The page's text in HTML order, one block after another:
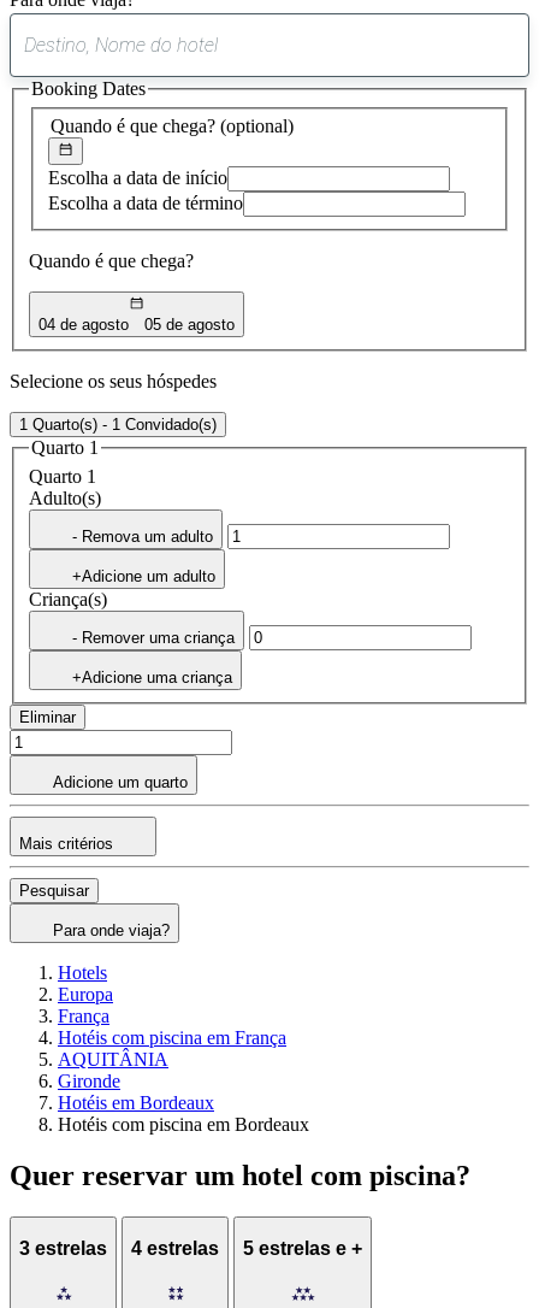
sugestão
encontrada
Quando é que chega? (optional)
Escolha a data de início
Escolha a data de término
Quando é que chega?
04 de agosto 05 de agosto
Booking Dates
Selecione os seus hóspedes
1 Quarto(s) - 1 Convidado(s)
Quarto 1
Quarto 1
Adulto(s)
- Remova um adulto
+Adicione um adulto
Criança(s)
- Remover uma criança
+Adicione uma criança
Eliminar
Adicione um quarto
Mais critérios
Pesquisar
Para onde viaja?
Hotels
Europa
França
Hotéis com piscina em França
AQUITÂNIA
Gironde
Hotéis em Bordeaux
Hotéis com piscina em Bordeaux
Quer reservar um hotel com piscina?
3 estrelas 4 estrelas 5 estrelas e +